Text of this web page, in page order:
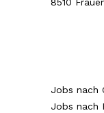
Jobs nach
Jobs nach